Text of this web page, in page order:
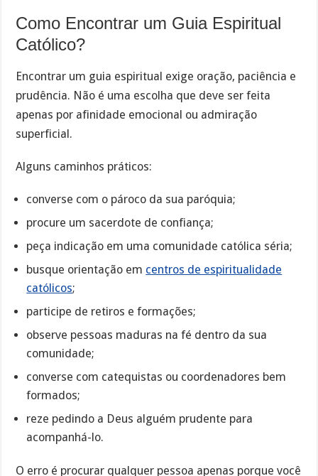
Como Encontrar um Guia Espiritual
Católico?
Encontrar um guia espiritual exige oração, paciência e
prudência. Não é uma escolha que deve ser feita
apenas por afinidade emocional ou admiração
superficial.
Alguns caminhos práticos:
converse com o pároco da sua paróquia;
procure um sacerdote de confiança;
peça indicação em uma comunidade católica séria;
busque orientação em centros de espiritualidade
católicos;
participe de retiros e formações;
observe pessoas maduras na fé dentro da sua
comunidade;
converse com catequistas ou coordenadores bem
formados;
reze pedindo a Deus alguém prudente para
acompanhá-lo.
O erro é procurar qualquer pessoa apenas porque você